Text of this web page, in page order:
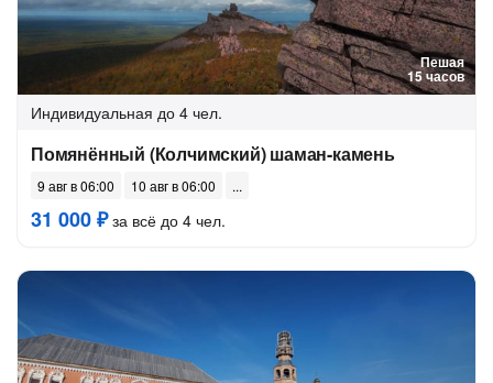
Пешая
15 часов
Индивидуальная до 4 чел.
Помянённый (Колчимский) шаман-камень
9 авг в 06:00 10 авг в 06:00
31 000 ₽за всё до 4 чел.